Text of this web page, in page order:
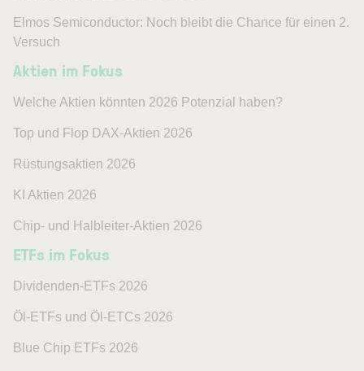
Elmos Semiconductor: Noch bleibt die Chance für einen 2.
Versuch
Aktien im Fokus
Welche Aktien könnten 2026 Potenzial haben?
Top und Flop DAX-Aktien 2026
Rüstungsaktien 2026
KI Aktien 2026
Chip- und Halbleiter-Aktien 2026
ETFs im Fokus
Dividenden-ETFs 2026
Öl-ETFs und Öl-ETCs 2026
Blue Chip ETFs 2026